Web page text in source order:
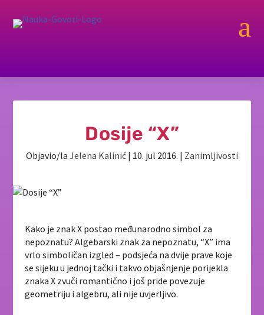
a
Dosije “X”
Objavio/la Jelena Kalinić | 10. jul 2016. | Zanimljivosti
Kako je znak X postao međunarodno simbol za
nepoznatu? Algebarski znak za nepoznatu, “X” ima
vrlo simboličan izgled – podsjeća na dvije prave koje
se sijeku u jednoj tački i takvo objašnjenje porijekla
znaka X zvuči romantično i još pride povezuje
geometriju i algebru, ali nije uvjerljivo.